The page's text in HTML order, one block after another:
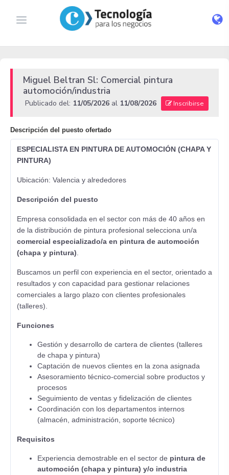
Miguel Beltran Sl: Comercial pintura
automoción/industria
Publicado del: 11/05/2026 al 11/08/2026 Inscribirse
Descripción del puesto ofertado
ESPECIALISTA EN PINTURA DE AUTOMOCIÓN (CHAPA Y
PINTURA)
Ubicación: Valencia y alrededores
Descripción del puesto
Empresa consolidada en el sector con más de 40 años en
de la distribución de pintura profesional selecciona un/a
comercial especializado/a en pintura de automoción
(chapa y pintura)
Buscamos un perfil con experiencia en el sector, orientado a
resultados y con capacidad para gestionar relaciones
comerciales a largo plazo con clientes profesionales
(talleres).
Funciones
Gestión y desarrollo de cartera de clientes (talleres
de chapa y pintura)
Captación de nuevos clientes en la zona asignada
Asesoramiento técnico-comercial sobre productos y
procesos
Seguimiento de ventas y fidelización de clientes
Coordinación con los departamentos internos
(almacén, administración, soporte técnico)
Requisitos
Experiencia demostrable en el sector de pintura de
automoción (chapa y pintura) y/o industria